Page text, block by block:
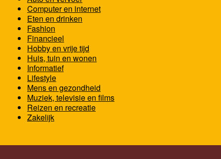
Computer en internet
Eten en drinken
Fashion
Financieel
Hobby en vrije tijd
Huis, tuin en wonen
Informatief
Lifestyle
Mens en gezondheid
Muziek, televisie en films
Reizen en recreatie
Zakelijk